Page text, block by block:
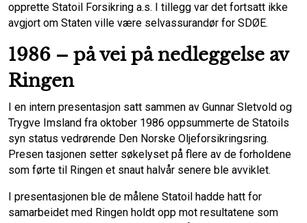
opprette Statoil Forsikring a.s. I tillegg var det fortsatt ikke
avgjort om Staten ville være selvassurandør for SDØE.
1986 – på vei på nedleggelse av
Ringen
I en intern presentasjon satt sammen av Gunnar Sletvold og
Trygve Imsland fra oktober 1986 oppsummerte de Statoils
syn status vedrørende Den Norske Oljeforsikringsring.
Presen tasjonen setter søkelyset på flere av de forholdene
som førte til Ringen et snaut halvår senere ble avviklet.
I presentasjonen ble de målene Statoil hadde hatt for
samarbeidet med Ringen holdt opp mot resultatene som